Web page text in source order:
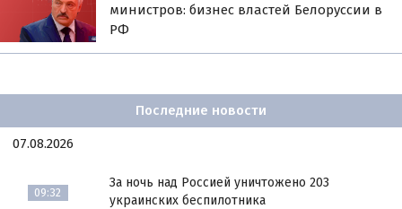
министров: бизнес властей Белоруссии в
РФ
Последние новости
07.08.2026
09:32
За ночь над Россией уничтожено 203
украинских беспилотника